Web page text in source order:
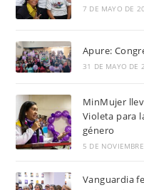
7 DE MAYO DE
Apure:
31 DE MAYO DE
MinMujer
Violeta para
género
5 DE
Vanguardia